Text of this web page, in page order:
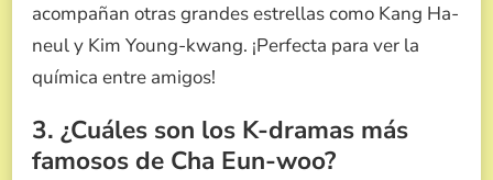
acompañan otras grandes estrellas como Kang Ha-
neul y Kim Young-kwang. ¡Perfecta para ver la
química entre amigos!
3. ¿Cuáles son los K-dramas más
famosos de Cha Eun-woo?